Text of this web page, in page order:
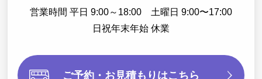
営業時間 平日 9:00～18:00 土曜日 9:00〜17:00
日祝年末年始 休業
ご予約・お見積もりはこちら